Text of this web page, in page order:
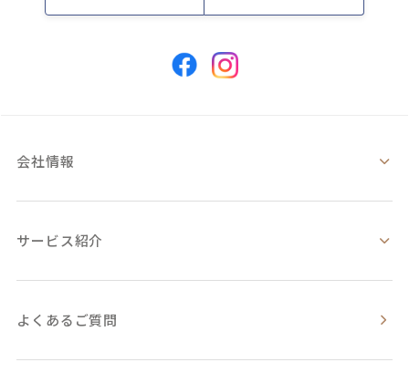
会社情報
サービス紹介
よくあるご質問